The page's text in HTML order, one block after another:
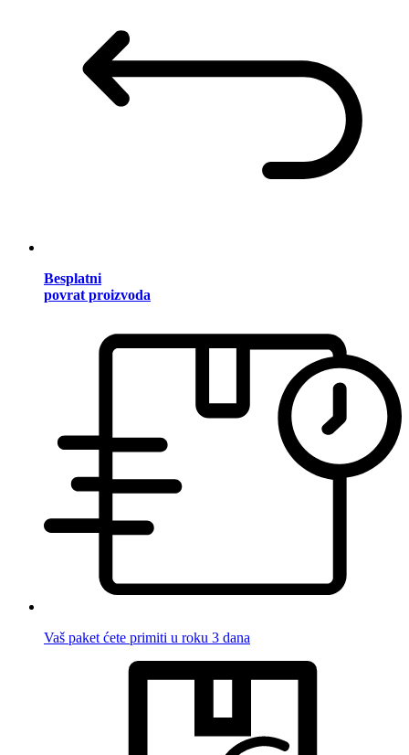
Besplatni
povrat proizvoda
Vaš paket ćete primiti u roku 3 dana